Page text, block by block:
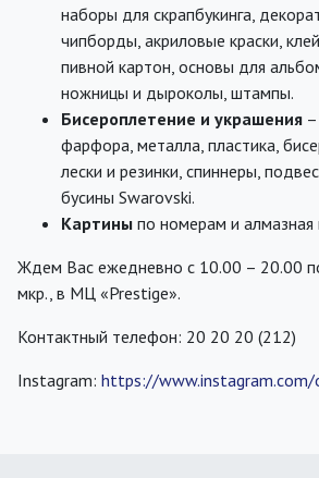
наборы для скрапбукинга,
чипборды, акриловые краски,
пивной картон, основы для
ножницы и дыроколы, штампы.
Бисероплетение и украшения
фарфора, металла, пластика,
лески и резинки, спиннеры,
бусины Swarovski.
Картины по номерам и алмазная
Ждем Вас ежедневно с 10.00 – 20.00
мкр., в МЦ «Prestige».
Контактный телефон: 20 20 20 (212)
Instagram: https://www.instagram.com/